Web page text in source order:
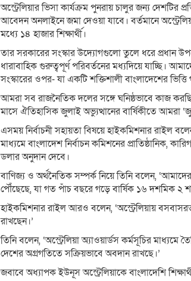
অস্ট্রেলিয়ার ভিসা কার্যক্রম পুনরায় চালুর জন্য দেশটির
আবেদন অনলাইনে জমা দেওয়া যাবে। বর্তমানে
মধ্যে ১৪ হাজার শিক্ষার্থী।
তার সরকারের সংস্কার উদ্যোগগুলো তুলে ধরে প্রধান
ধারাবাহিক গুরুত্বপূর্ণ পরিবর্তনের মধ্যদিয়ে যাচ্ছি।
সংস্কারের ওপর- যা একটি শক্তিশালী বাংলাদেশের
আমরা সব রাজনৈতিক দলের সঙ্গে ঘনিষ্ঠভাবে কাজ
মাসে ঐতিহাসিক জুলাই অভ্যুত্থানের বার্ষিকীতে আমরা
এসময় নির্বাচনী সহায়তা বিষয়ে হাইকমিশনার রাইল
মাধ্যমে বাংলাদেশ নির্বাচন কমিশনের প্রাতিষ্ঠানিক,
ডলার অনুদান দেবে।
বাণিজ্য ও অর্থনৈতিক সম্পর্ক নিয়ে তিনি বলেন, ‘আমাদের
পৌঁছেছে, যা গত পাঁচ বছরে গড়ে বার্ষিক ১৬ দশমিক ২
হাইকমিশনার রাইল আরও বলেন, ‘অস্ট্রেলিয়ায়
রাখছেন।’
তিনি বলেন, ‘অস্ট্রেলিয়া অ্যাওয়ার্ডস কর্মসূচির মাধ্যমে
দেশের অগ্রগতিতে সক্রিয়ভাবে অবদান রাখছে।’
জবাবে অধ্যাপক ইউনূস অস্ট্রেলিয়াকে বাংলাদেশি